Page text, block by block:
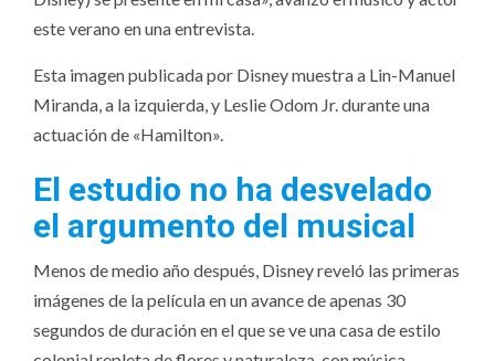
este verano en una entrevista.
Esta imagen publicada por Disney muestra a Lin-Manuel
Miranda, a la izquierda, y Leslie Odom Jr. durante una
actuación de «Hamilton».
El estudio no ha desvelado
el argumento del musical
Menos de medio año después, Disney reveló las primeras
imágenes de la película en un avance de apenas 30
segundos de duración en el que se ve una casa de estilo